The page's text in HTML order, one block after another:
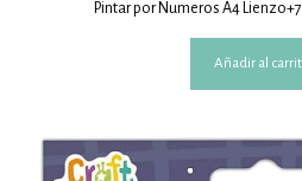
Pintar por Numeros A4
Añadir al